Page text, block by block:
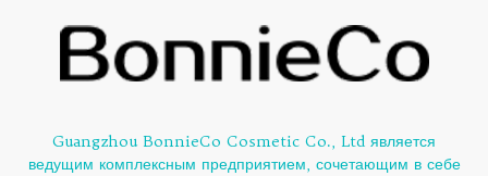
Guangzhou BonnieCo Cosmetic Co., Ltd является
ведущим комплексным предприятием, сочетающим в себе